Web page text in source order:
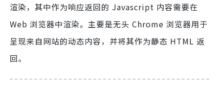
渲染，其中作为响应返回的 Javascript 内容需要在
Web 浏览器中渲染。主要是无头 Chrome 浏览器用于
呈现来自网站的动态内容，并将其作为静态 HTML 返
回。